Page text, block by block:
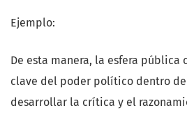
Ejemplo:
De esta manera, la esfera
clave del poder político dentro
desarrollar la crítica y el